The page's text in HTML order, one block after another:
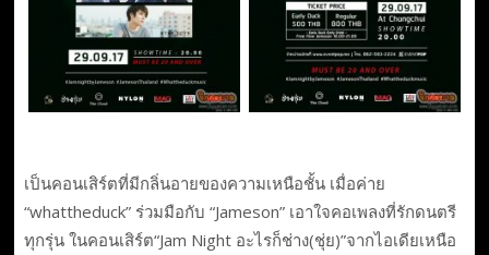
เป็นคอนเสิร์ตที่มีกลิ่นอายของความเหนือชั้น เมื่อค่าย
“whattheduck” ร่วมมือกับ “Jameson” เอาใจคอเพลงที่รักดนตรี
ทุกรุ่น ในคอนเสิร์ต“Jam Night อะไรก็ช่าง(ชุ่ย)”จากไอเดียเหนือ